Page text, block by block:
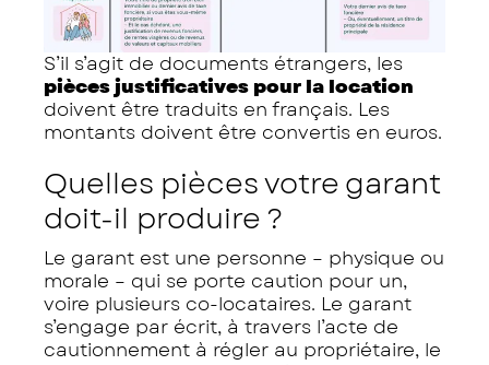
S’il s’agit de documents étrangers, les
pièces justificatives pour la location
doivent être traduits en français. Les
montants doivent être convertis en euros.
Quelles pièces votre garant
doit-il produire ?
Le garant est une personne – physique ou
morale – qui se porte caution pour un,
voire plusieurs co-locataires. Le garant
s’engage par écrit, à travers l’acte de
cautionnement à régler au propriétaire, le